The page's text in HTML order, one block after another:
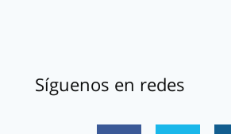
Síguenos en redes